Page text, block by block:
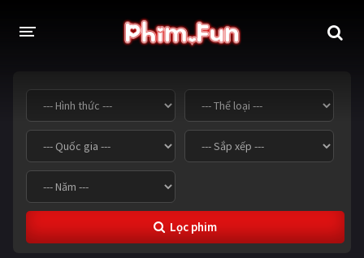
THỂ LOẠI
Thần thoại - Cổ trang Hành động
Tâm lý Chiến tranh
Võ thuật - Kiếm hiệp
Tội phạm - Hình sự
Lọc phim